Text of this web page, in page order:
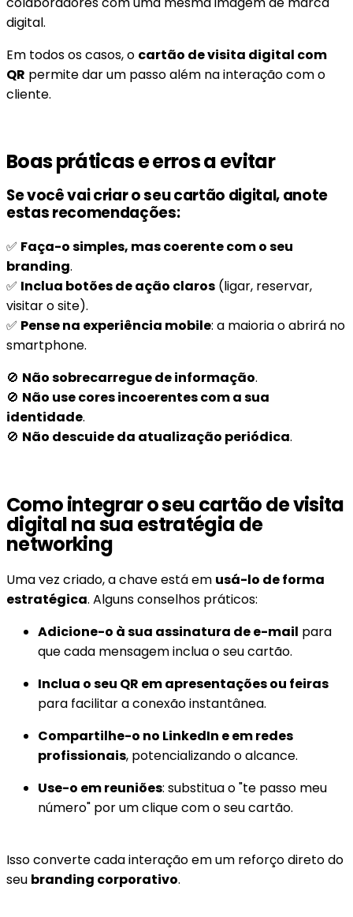
digital.
Em todos os casos, o cartão de visita digital com
QR permite dar um passo além na interação com o
cliente.
Boas práticas e erros a evitar
Se você vai criar o seu cartão digital, anote
estas recomendações:
✅ Faça-o simples, mas coerente com o seu
branding.
✅ Inclua botões de ação claros (ligar, reservar,
visitar o site).
✅ Pense na experiência mobile: a maioria o abrirá no
smartphone.
🚫 Não sobrecarregue de informação.
🚫 Não use cores incoerentes com a sua
identidade.
🚫 Não descuide da atualização periódica.
Como integrar o seu cartão de visita
digital na sua estratégia de
networking
Uma vez criado, a chave está em usá-lo de forma
estratégica. Alguns conselhos práticos:
Adicione-o à sua assinatura de e-mail para
que cada mensagem inclua o seu cartão.
Inclua o seu QR em apresentações ou feiras
para facilitar a conexão instantânea.
Compartilhe-o no LinkedIn e em redes
profissionais, potencializando o alcance.
Use-o em reuniões: substitua o "te passo meu
número" por um clique com o seu cartão.
Isso converte cada interação em um reforço direto do
seu branding corporativo.